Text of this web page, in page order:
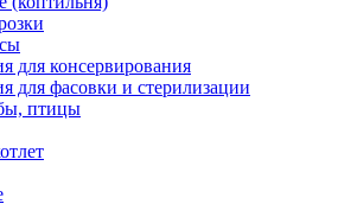
для консервирования
для фасовки и стерилизации
птицы